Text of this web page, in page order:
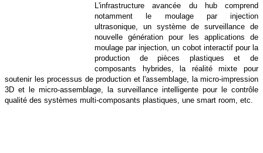
L'infrastructure avancée du hub comprend
notamment le moulage par injection
ultrasonique, un système de surveillance de
nouvelle génération pour les applications de
moulage par injection, un cobot interactif pour la
production de pièces plastiques et de
composants hybrides, la réalité mixte pour
soutenir les processus de production et l'assemblage, la micro-impression
3D et le micro-assemblage, la surveillance intelligente pour le contrôle
qualité des systèmes multi-composants plastiques, une smart room, etc.